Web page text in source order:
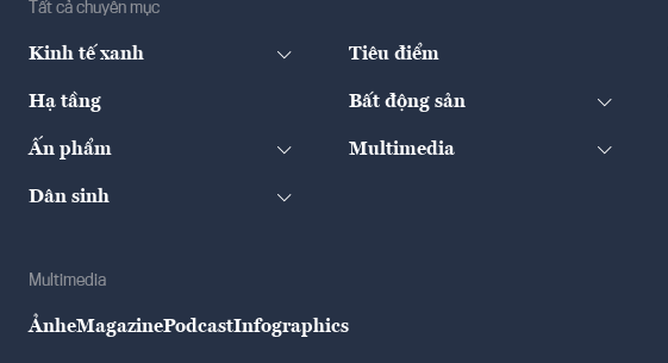
Tất cả chuyên mục
Kinh tế xanh Tiêu điểm
Hạ tầng Bất động sản
Ấn phẩm Multimedia
Dân sinh
Multimedia
ẢnheMagazinePodcastInfographics